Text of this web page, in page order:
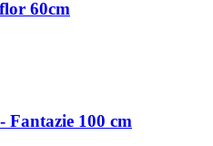
60cm
Fantazie 100 cm